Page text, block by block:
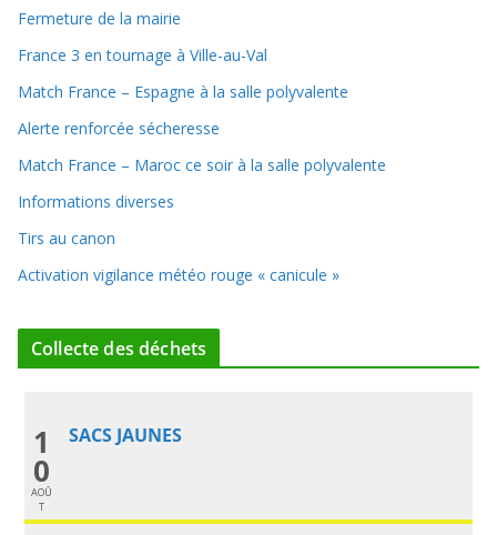
Fermeture de la mairie
France 3 en tournage à Ville-au-Val
Match France – Espagne à la salle polyvalente
Alerte renforcée sécheresse
Match France – Maroc ce soir à la salle polyvalente
Informations diverses
Tirs au canon
Activation vigilance météo rouge « canicule »
Collecte des déchets
1
0
AOÛ
T
SACS JAUNES